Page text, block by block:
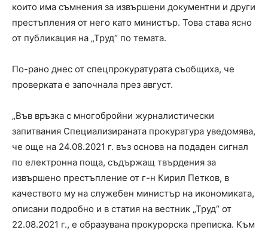
които има съмнения за извършени документни и други
престъпления от него като министър. Това става ясно
от публикация на „Труд“ по темата.
По-рано днес от спецпрокуратурата съобщиха, че
проверката е започнала през август.
„Във връзка с многобройни журналистически
запитвания Специализираната прокуратура уведомява,
че още на 24.08.2021 г. въз основа на подаден сигнал
по електронна поща, съдържащ твърдения за
извършено престъпление от г-н Кирил Петков, в
качеството му на служебен министър на икономиката,
описани подробно и в статия на вестник „Труд“ от
22.08.2021 г., е образувана прокурорска преписка. Към